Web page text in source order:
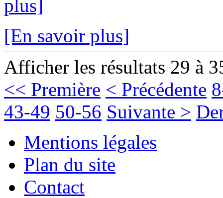
plus]
[En savoir plus]
Afficher les résultats 29 à
<< Première < Précédente
43-49 50-56 Suivante >
Mentions légales
Plan du site
Contact